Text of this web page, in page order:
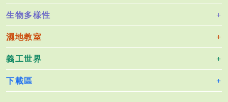
生物多樣性
濕地教室
義工世界
下載區